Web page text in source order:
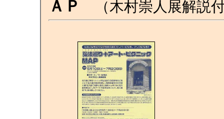
ＡＰ
（木村崇人展解説